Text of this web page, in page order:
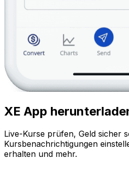
XE App
Live-Kurse prüfen, Geld sicher
Kursbenachrichtigungen
erhalten und mehr.